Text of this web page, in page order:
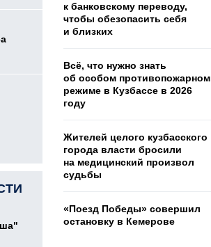
к банковскому переводу,
чтобы обезопасить себя
и близких
Всё, что нужно знать
об особом противопожарном
режиме в Кузбассе в 2026
году
Жителей целого кузбасского
города власти бросили
на медицинский произвол
судьбы
«Поезд Победы» совершил
остановку в Кемерове